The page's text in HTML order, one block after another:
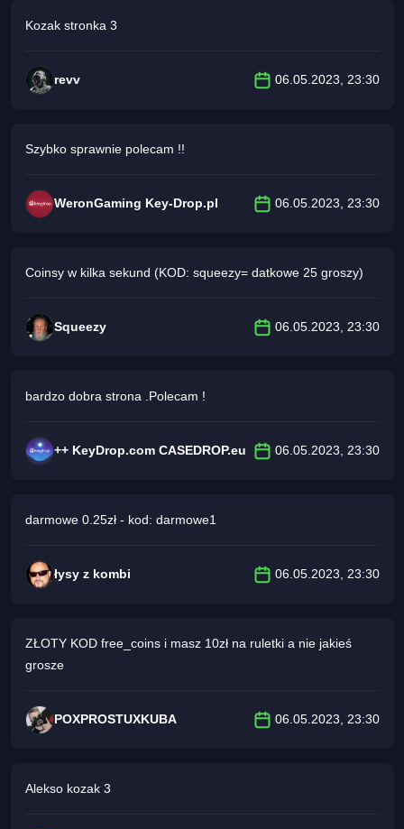
Kozak stronka 3
revv 06.05.2023, 23:30
Szybko sprawnie polecam !!
WeronGaming Key-Drop.pl 06.05.2023, 23:30
Coinsy w kilka sekund (KOD: squeezy= datkowe 25 groszy)
Squeezy 06.05.2023, 23:30
bardzo dobra strona .Polecam !
++ KeyDrop.com CASEDROP.eu 06.05.2023, 23:30
darmowe 0.25zł - kod: darmowe1
łysy z kombi 06.05.2023, 23:30
ZŁOTY KOD free_coins i masz 10zł na ruletki a nie jakieś
grosze
POXPROSTUXKUBA 06.05.2023, 23:30
Alekso kozak 3